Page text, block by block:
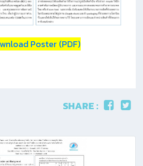
Poster (PDF)
SHARE :